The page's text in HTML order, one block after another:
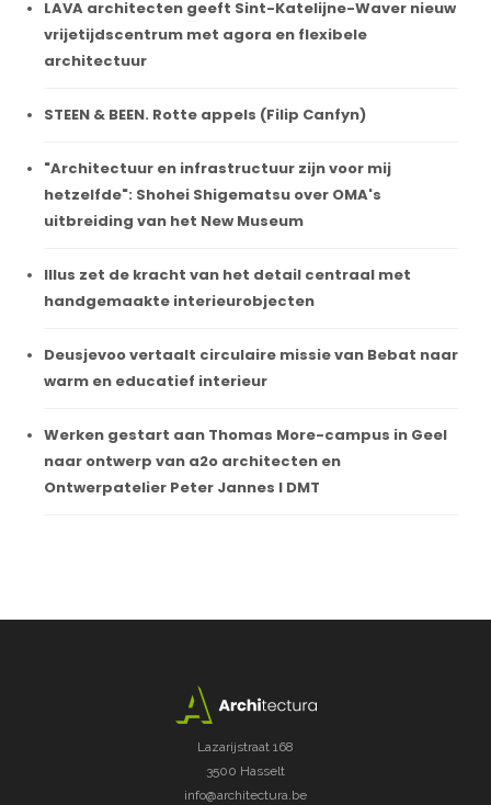
LAVA architecten geeft Sint-Katelijne-Waver nieuw
vrijetijdscentrum met agora en flexibele
architectuur
STEEN & BEEN. Rotte appels (Filip Canfyn)
"Architectuur en infrastructuur zijn voor mij
hetzelfde": Shohei Shigematsu over OMA's
uitbreiding van het New Museum
Illus zet de kracht van het detail centraal met
handgemaakte interieurobjecten
Deusjevoo vertaalt circulaire missie van Bebat naar
warm en educatief interieur
Werken gestart aan Thomas More-campus in Geel
naar ontwerp van a2o architecten en
Ontwerpatelier Peter Jannes I DMT
Lazarijstraat 168
3500 Hasselt
info@architectura.be